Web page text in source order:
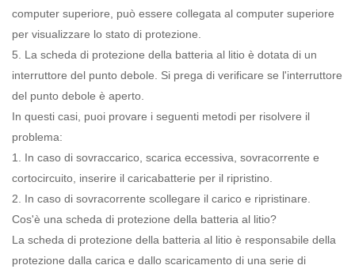
computer superiore, può essere collegata al computer superiore
per visualizzare lo stato di protezione.
5. La scheda di protezione della batteria al litio è dotata di un
interruttore del punto debole. Si prega di verificare se l'interruttore
del punto debole è aperto.
In questi casi, puoi provare i seguenti metodi per risolvere il
problema:
1. In caso di sovraccarico, scarica eccessiva, sovracorrente e
cortocircuito, inserire il caricabatterie per il ripristino.
2. In caso di sovracorrente scollegare il carico e ripristinare.
Cos'è una scheda di protezione della batteria al litio?
La scheda di protezione della batteria al litio è responsabile della
protezione dalla carica e dallo scaricamento di una serie di